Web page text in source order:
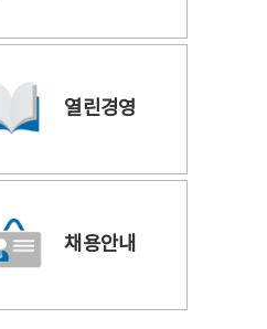
열린경영
채용안내